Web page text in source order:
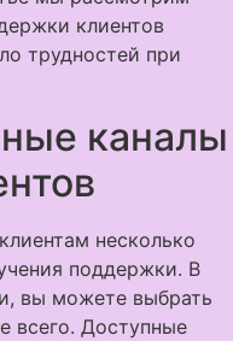
клиентов
трудностей при
каналы
несколько
поддержки. В
вы можете выбрать
всего. Доступные